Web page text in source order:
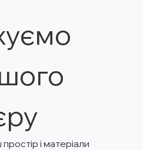
і матеріали